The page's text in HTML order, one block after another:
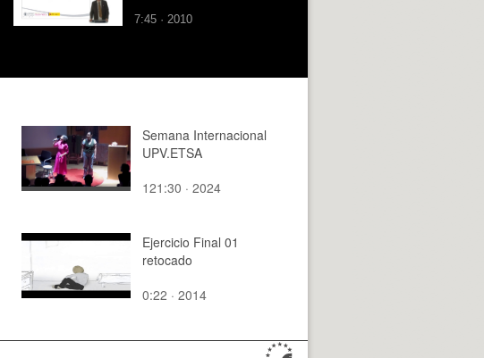
7:45 · 2010
Semana Internacional
UPV.ETSA
121:30 · 2024
Ejercicio Final 01
retocado
0:22 · 2014